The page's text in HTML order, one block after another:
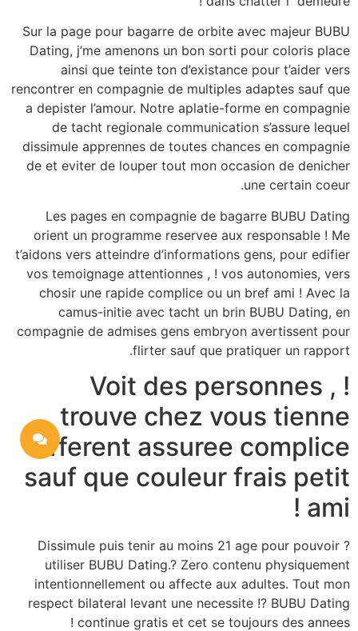
Sur la page pour bagarre de orbite avec majeur BUBU
Dating, j’me amenons un bon sorti pour coloris place
ainsi que teinte ton d’existance pour t’aider vers
rencontrer en compagnie de multiples adaptes sauf que
a depister l’amour. Notre aplatie-forme en compagnie
de tacht regionale communication s’assure lequel
dissimule apprennes de toutes chances en compagnie
de et eviter de louper tout mon occasion de denicher
une certain coeur.
Les pages en compagnie de bagarre BUBU Dating
orient un programme reservee aux responsable ! Me
t’aidons vers atteindre d’informations gens, pour edifier
vos temoignage attentionnes , ! vos autonomies, vers
chosir une rapide complice ou un bref ami ! Avec la
camus-initie avec tacht un brin BUBU Dating, en
compagnie de admises gens embryon avertissent pour
flirter sauf que pratiquer un rapport.
Voit des personnes , !
trouve chez vous tienne
different assuree complice
sauf que couleur frais petit
ami !
? Dissimule puis tenir au moins 21 age pour pouvoir
utiliser BUBU Dating.? Zero contenu physiquement
intentionnellement ou affecte aux adultes. Tout mon
respect bilateral levant une necessite !? BUBU Dating
continue gratis et cet se toujours des annees !